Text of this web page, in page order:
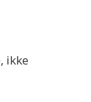
ikke